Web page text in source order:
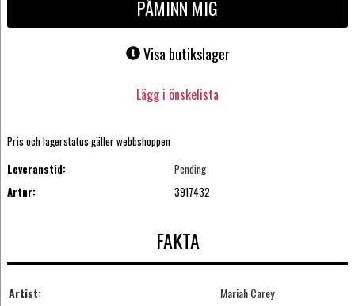
PÅMINN MIG
Visa butikslager
Lägg i önskelista
Pris och lagerstatus gäller webbshoppen
Leveranstid:
Pending
Artnr:
3917432
FAKTA
Artist:
Mariah Carey